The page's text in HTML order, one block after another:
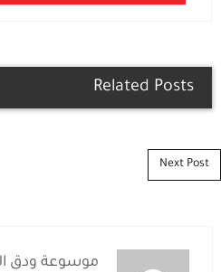
Related Posts
Post navigation
Next Post
موسوعة ودق